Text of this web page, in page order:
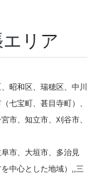
リア
昭和区、瑞穂区、中川
七宝町、甚目寺町）、
市、知立市、刈谷市、
市、大垣市、多治見
中心とした地域）,,三